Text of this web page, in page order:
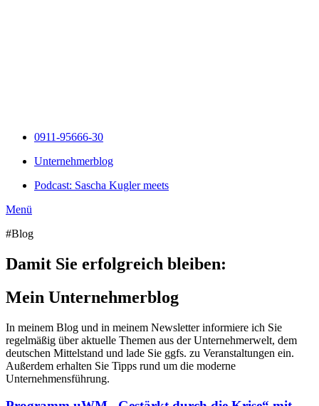
0911-95666-30
Unternehmerblog
Podcast: Sascha Kugler meets
Menü
#Blog
Damit Sie erfolgreich bleiben:
Mein Unternehmerblog
In meinem Blog und in meinem Newsletter informiere ich Sie
regelmäßig über aktuelle Themen aus der Unternehmerwelt, dem
deutschen Mittelstand und lade Sie ggfs. zu Veranstaltungen ein.
Außerdem erhalten Sie Tipps rund um die moderne
Unternehmensführung.